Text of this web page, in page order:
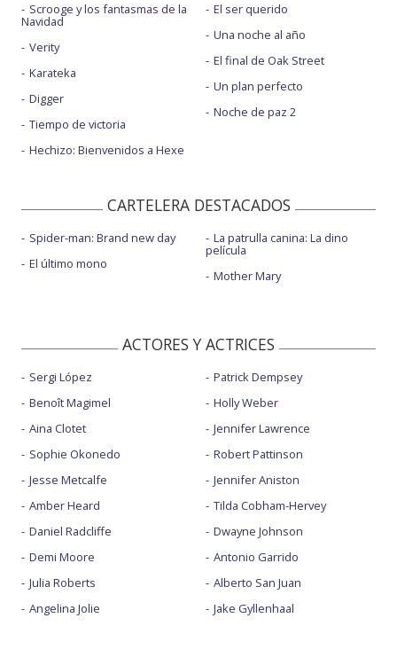
Scrooge y los fantasmas de la
Navidad
Verity
Karateka
Digger
Tiempo de victoria
Hechizo: Bienvenidos a Hexe
El ser querido
Una noche al año
El final de Oak Street
Un plan perfecto
Noche de paz 2
CARTELERA DESTACADOS
Spider-man: Brand new day
El último mono
La patrulla canina: La dino
película
Mother Mary
ACTORES Y ACTRICES
Sergi López
Benoît Magimel
Aina Clotet
Sophie Okonedo
Jesse Metcalfe
Amber Heard
Daniel Radcliffe
Demi Moore
Julia Roberts
Angelina Jolie
Patrick Dempsey
Holly Weber
Jennifer Lawrence
Robert Pattinson
Jennifer Aniston
Tilda Cobham-Hervey
Dwayne Johnson
Antonio Garrido
Alberto San Juan
Jake Gyllenhaal